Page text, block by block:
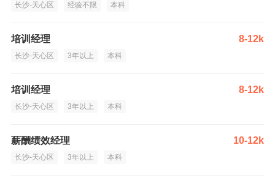
长沙-天心区 经验不限 本科
培训经理 8-12k
长沙-天心区 3年以上 本科
培训经理 8-12k
长沙-天心区 3年以上 本科
薪酬绩效经理 10-12k
长沙-天心区 3年以上 本科